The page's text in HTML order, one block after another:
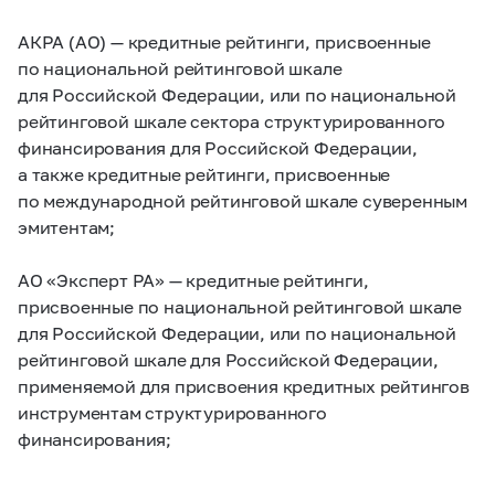
АКРА (АО) — кредитные рейтинги, присвоенные
по национальной рейтинговой шкале
для Российской Федерации, или по национальной
рейтинговой шкале сектора структурированного
финансирования для Российской Федерации,
а также кредитные рейтинги, присвоенные
по международной рейтинговой шкале суверенным
эмитентам;
АО «Эксперт РА» — кредитные рейтинги,
присвоенные по национальной рейтинговой шкале
для Российской Федерации, или по национальной
рейтинговой шкале для Российской Федерации,
применяемой для присвоения кредитных рейтингов
инструментам структурированного
финансирования;